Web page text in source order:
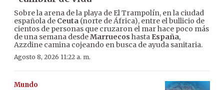
Sobre la arena de la playa de El Trampolín, en la ciudad
española de Ceuta (norte de África), entre el bullicio de
cientos de personas que cruzaron el mar hace poco más
de una semana desdeMarruecos hasta España,
Azzdine camina cojeando en busca de ayuda sanitaria.
Agosto 8, 2026 11:22 a. m.
Mundo